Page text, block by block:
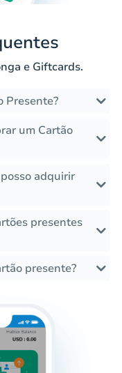
e Giftcards.
Presente?
um Cartão
adquirir
presentes
presente?